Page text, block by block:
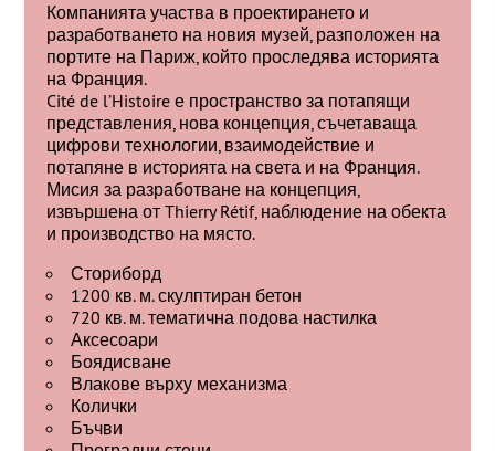
Компанията участва в проектирането и
разработването на новия музей, разположен на
портите на Париж, който проследява историята
на Франция.
Cité de l’Histoire е пространство за потапящи
представления, нова концепция, съчетаваща
цифрови технологии, взаимодействие и
потапяне в историята на света и на Франция.
Мисия за разработване на концепция,
извършена от Thierry Rétif, наблюдение на обекта
и производство на място.
Сториборд
1200 кв. м. скулптиран бетон
720 кв. м. тематична подова настилка
Аксесоари
Боядисване
Влакове върху механизма
Колички
Бъчви